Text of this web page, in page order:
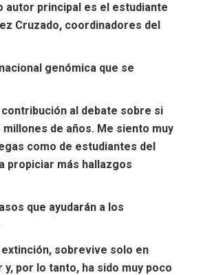
autor principal es el estudiante
Cruzado, coordinadores del
genómica que se
al debate sobre si
de años. Me siento muy
como de estudiantes del
propiciar más hallazgos
que ayudarán a los
sobrevive solo en
por lo tanto, ha sido muy poco